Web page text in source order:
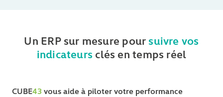
Un ERP sur mesure pour suivre vos
indicateurs clés en temps réel
CUBE43 vous aide à piloter votre performance